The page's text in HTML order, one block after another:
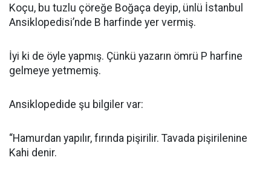
Koçu, bu tuzlu çöreğe Boğaça deyip, ünlü İstanbul
Ansiklopedisi’nde B harfinde yer vermiş.
İyi ki de öyle yapmış. Çünkü yazarın ömrü P harfine
gelmeye yetmemiş.
Ansiklopedide şu bilgiler var:
“Hamurdan yapılır, fırında pişirilir. Tavada pişirilenine
Kahi denir.